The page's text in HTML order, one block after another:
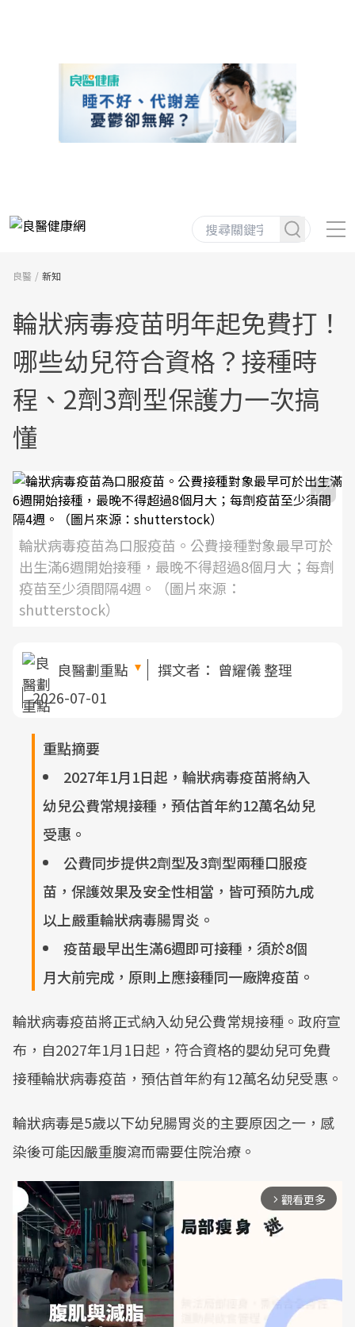
良醫 新知
輪狀病毒疫苗明年起免費打！
哪些幼兒符合資格？接種時
程、2劑3劑型保護力一次搞
懂
輪狀病毒疫苗為口服疫苗。公費接種對象最早可於
出生滿6週開始接種，最晚不得超過8個月大；每劑
疫苗至少須間隔4週。（圖片來源：
shutterstock）
良醫劃重點 撰文者： 曾耀儀 整理
2026-07-01
重點摘要
2027年1月1日起，輪狀病毒疫苗將納入
幼兒公費常規接種，預估首年約12萬名幼兒
受惠。
公費同步提供2劑型及3劑型兩種口服疫
苗，保護效果及安全性相當，皆可預防九成
以上嚴重輪狀病毒腸胃炎。
疫苗最早出生滿6週即可接種，須於8個
月大前完成，原則上應接種同一廠牌疫苗。
輪狀病毒疫苗將正式納入幼兒公費常規接種。政府宣
布，自2027年1月1日起，符合資格的嬰幼兒可免費
接種輪狀病毒疫苗，預估首年約有12萬名幼兒受惠。
輪狀病毒是5歲以下幼兒腸胃炎的主要原因之一，感
染後可能因嚴重腹瀉而需要住院治療。
arrow_forward_ios 觀看更多